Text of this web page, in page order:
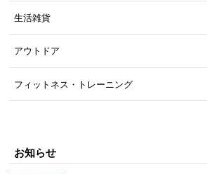
生活雑貨
アウトドア
フィットネス・トレーニング
お知らせ